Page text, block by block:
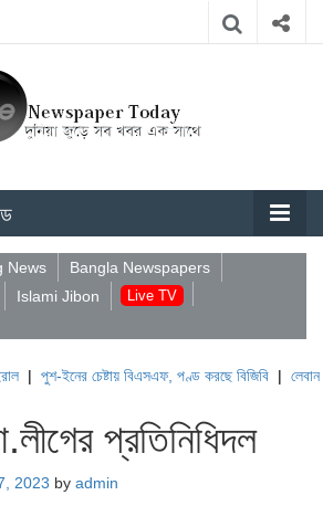
News
Bangla Newspapers
Islami Jibon Live TV
চেষ্টায় বিএসএফ, পণ্ড করছে বিজিবি|লেবাননের
প্রতিনিধিদল
2023 by admin